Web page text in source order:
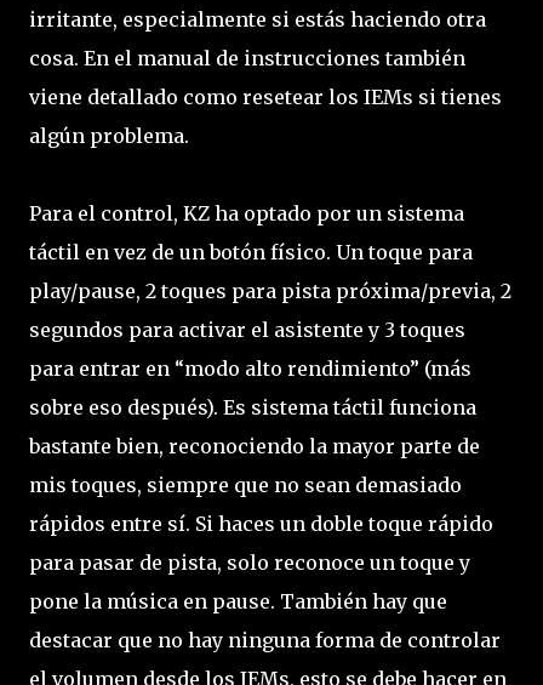
irritante, especialmente si estás haciendo otra
cosa. En el manual de instrucciones también
viene detallado como resetear los IEMs si tienes
algún problema.
Para el control, KZ ha optado por un sistema
táctil en vez de un botón físico. Un toque para
play/pause, 2 toques para pista próxima/previa, 2
segundos para activar el asistente y 3 toques
para entrar en “modo alto rendimiento” (más
sobre eso después). Es sistema táctil funciona
bastante bien, reconociendo la mayor parte de
mis toques, siempre que no sean demasiado
rápidos entre sí. Si haces un doble toque rápido
para pasar de pista, solo reconoce un toque y
pone la música en pause. También hay que
destacar que no hay ninguna forma de controlar
el volumen desde los IEMs, esto se debe hacer en